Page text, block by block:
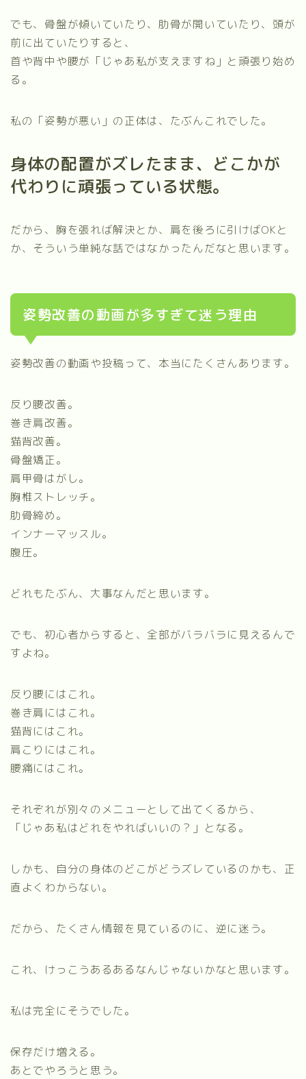
でも、骨盤が傾いていたり、肋骨が開いていたり、頭が
前に出ていたりすると、
首や背中や腰が「じゃあ私が支えますね」と頑張り始め
る。
私の「姿勢が悪い」の正体は、たぶんこれでした。
身体の配置がズレたまま、どこかが
代わりに頑張っている状態。
だから、胸を張れば解決とか、肩を後ろに引けばOKと
か、そういう単純な話ではなかったんだなと思います。
姿勢改善の動画が多すぎて迷う理由
姿勢改善の動画や投稿って、本当にたくさんあります。
反り腰改善。
巻き肩改善。
猫背改善。
骨盤矯正。
肩甲骨はがし。
胸椎ストレッチ。
肋骨締め。
インナーマッスル。
腹圧。
どれもたぶん、大事なんだと思います。
でも、初心者からすると、全部がバラバラに見えるんで
すよね。
反り腰にはこれ。
巻き肩にはこれ。
猫背にはこれ。
肩こりにはこれ。
腰痛にはこれ。
それぞれが別々のメニューとして出てくるから、
「じゃあ私はどれをやればいいの？」となる。
しかも、自分の身体のどこがどうズレているのかも、正
直よくわからない。
だから、たくさん情報を見ているのに、逆に迷う。
これ、けっこうあるあるなんじゃないかなと思います。
私は完全にそうでした。
保存だけ増える。
あとでやろうと思う。